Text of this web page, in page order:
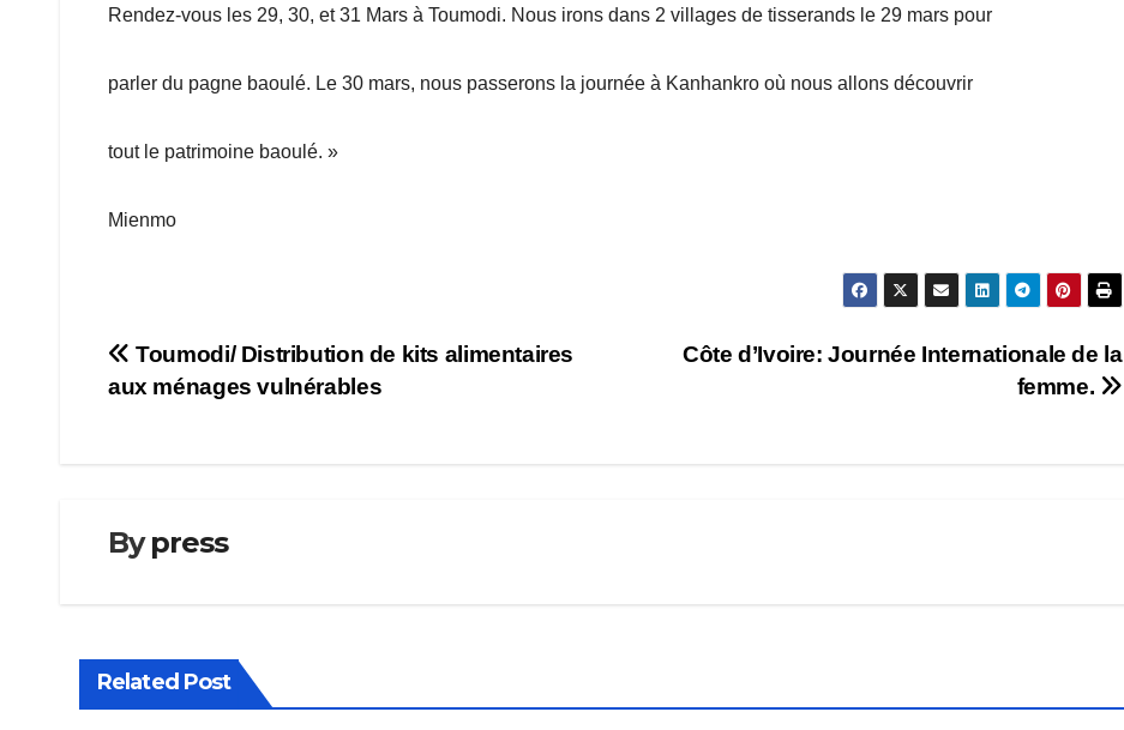
Rendez-vous les 29, 30, et 31 Mars à Toumodi. Nous irons dans 2 villages de tisserands le 29 mars pour
parler du pagne baoulé. Le 30 mars, nous passerons la journée à Kanhankro où nous allons découvrir
tout le patrimoine baoulé. »
Mienmo
Navigation
Côte d’Ivoire: Journée Internationale de la
femme.
Toumodi/ Distribution de kits alimentaires
aux ménages vulnérables
Bypress
Related Post